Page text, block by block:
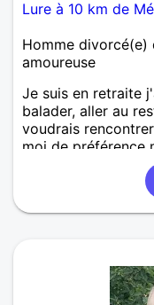
Lure à 10 km de
Homme divorcé(e)
amoureuse
Je suis en retraite
balader, aller au
voudrais
moi de préférence
campagne, avec